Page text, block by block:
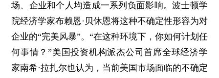
场、企业和个人均造成一系列负面影响。波士顿学
院经济学家布赖恩·贝休恩将这种不确定性形容为对
企业的“完美风暴”。“在这种环境下，你如何计划任
何事情？”美国投资机构派杰公司首席全球经济学
家南希·拉扎尔也认为，当前美国市场面临的不确定